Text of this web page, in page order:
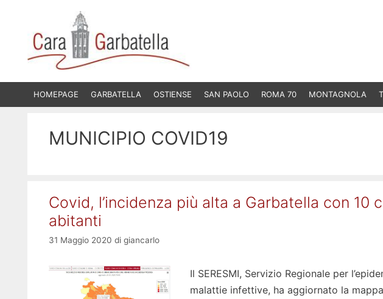
contenuto
HOMEPAGE GARBATELLA OSTIENSE SAN PAOLO ROMA 70 MONTAGNOLA
MUNICIPIO COVID19
Covid, l’incidenza più alta a Garbatella con 10
abitanti
31 Maggio 2020 di giancarlo
Il SERESMI, Servizio Regionale per
malattie infettive, ha aggiornato la